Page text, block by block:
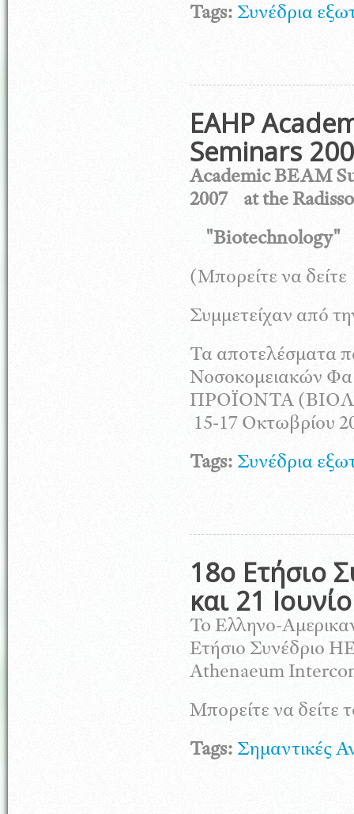
Tags: Συνέδρια
EAHP
Seminars
Academic BEAM
2007 at the
"Biotechnology"
(Μπορείτε να
Συμμετείχαν από
Τα αποτελέσματα
Νοσοκομειακών
ΠΡΟΪΟΝΤΑ
15-17 Οκτωβρίου
Tags: Συνέδρια
18ο Ετήσιο
και 21
To Ελληνο-
Ετήσιο Συνέδριο
Athenaeum
Μπορείτε να δείτε
Tags: Σημαντικές